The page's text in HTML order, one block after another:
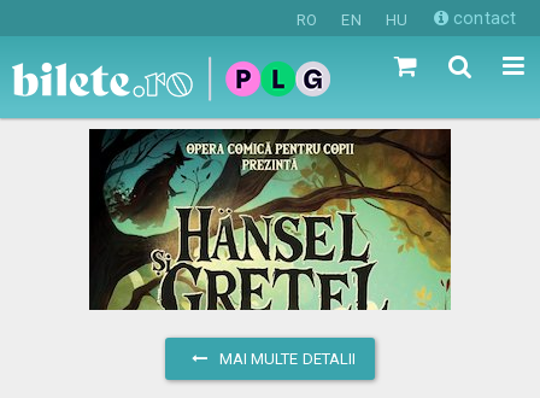
RO EN HU contact
MAI MULTE DETALII